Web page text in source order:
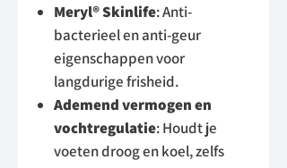
Meryl® Skinlife: Anti-
bacterieel en anti-geur
eigenschappen voor
langdurige frisheid.
Ademend vermogen en
vochtregulatie: Houdt je
voeten droog en koel, zelfs